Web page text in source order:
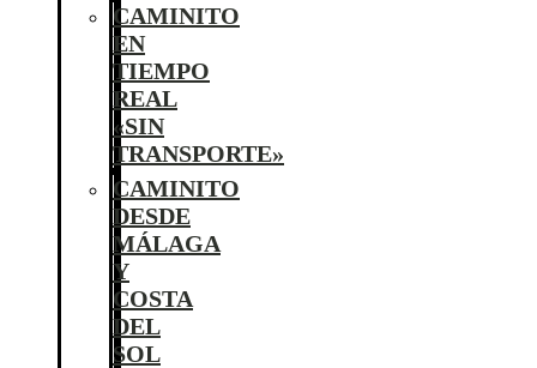
CAMINITO
EN
TIEMPO
REAL
«SIN
TRANSPORTE»
CAMINITO
DESDE
MÁLAGA
Y
COSTA
DEL
SOL